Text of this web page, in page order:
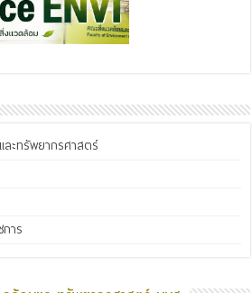
ะทรัพยากรศาสตร์
าร